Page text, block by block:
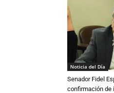
Noticia del Día
Senador Fidel
confirmación de